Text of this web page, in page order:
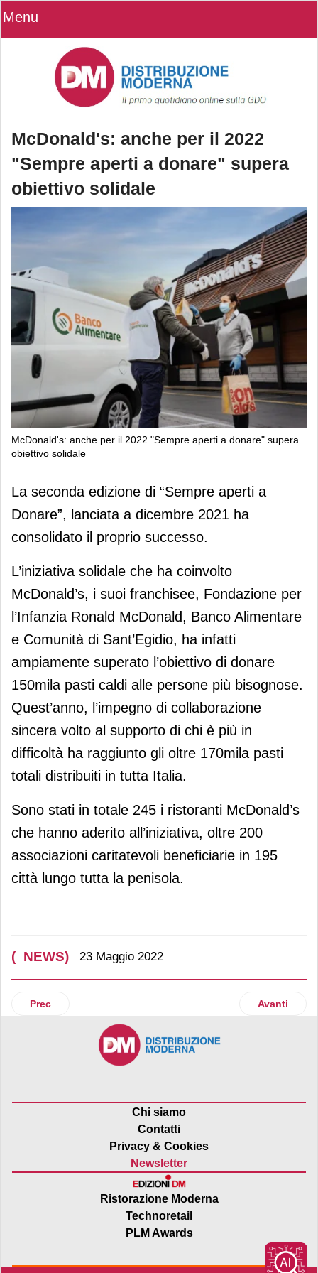
Menu
McDonald's: anche per il 2022
"Sempre aperti a donare" supera
obiettivo solidale
McDonald's: anche per il 2022 "Sempre aperti a donare" supera
obiettivo solidale
McDonald's: anche per il 2022
"Sempre aperti a donare" supera
obiettivo solidale
La seconda edizione di “Sempre aperti a
Donare”, lanciata a dicembre 2021 ha
consolidato il proprio successo.
L’iniziativa solidale che ha coinvolto
McDonald’s, i suoi franchisee, Fondazione per
l’Infanzia Ronald McDonald, Banco Alimentare
e Comunità di Sant’Egidio, ha infatti
ampiamente superato l’obiettivo di donare
150mila pasti caldi alle persone più bisognose.
Quest’anno, l’impegno di collaborazione
sincera volto al supporto di chi è più in
difficoltà ha raggiunto gli oltre 170mila pasti
totali distribuiti in tutta Italia.
Sono stati in totale 245 i ristoranti McDonald’s
che hanno aderito all’iniziativa, oltre 200
associazioni caritatevoli beneficiarie in 195
città lungo tutta la penisola.
(_NEWS) 23 Maggio 2022
Articolo precedente: Coop Alleanza 3.0: aperta
Prec Articolo
Avanti
Chi siamo
Contatti
Privacy & Cookies
Newsletter
Ristorazione Moderna
Technoretail
PLM Awards